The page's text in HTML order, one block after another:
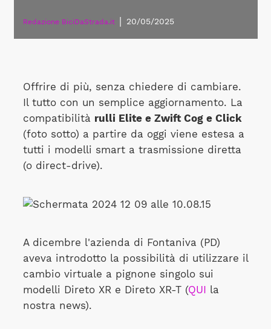
Redazione BiciDaStrada.it 20/05/2025
Offrire di più, senza chiedere di cambiare.
Il tutto con un semplice aggiornamento. La
compatibilità rulli Elite e Zwift Cog e Click
(foto sotto) a partire da oggi viene estesa a
tutti i modelli smart a trasmissione diretta
(o direct-drive).
A dicembre l'azienda di Fontaniva (PD)
aveva introdotto la possibilità di utilizzare il
cambio virtuale a pignone singolo sui
modelli Direto XR e Direto XR-T (QUI la
nostra news).